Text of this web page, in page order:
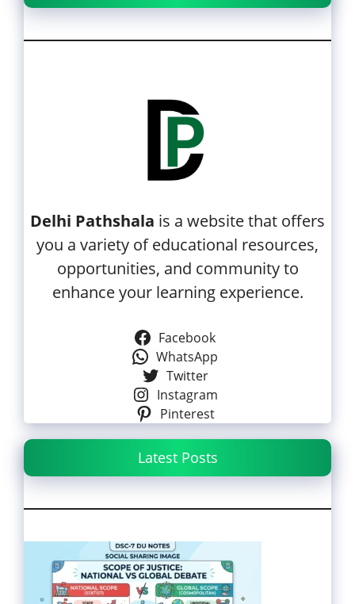
Delhi Pathshala is a website that offers
you a variety of educational resources,
opportunities, and community to
enhance your learning experience.
Facebook
WhatsApp
Twitter
Instagram
Pinterest
Latest Posts